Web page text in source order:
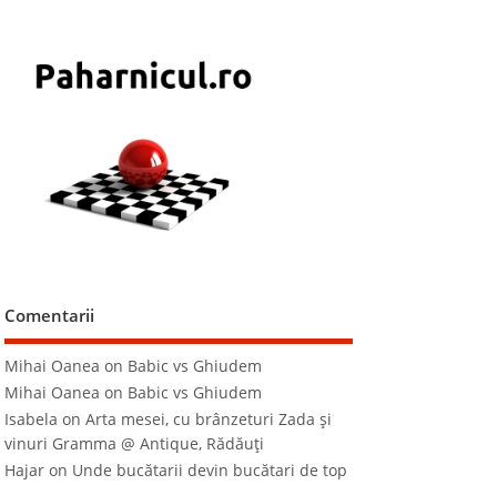
Comentarii
Mihai Oanea on Babic vs Ghiudem
Mihai Oanea on Babic vs Ghiudem
Isabela onArta mesei, cu brânzeturi Zada şi
vinuri Gramma @ Antique, Rădăuţi
Hajar on Unde bucătarii devin bucătari de top